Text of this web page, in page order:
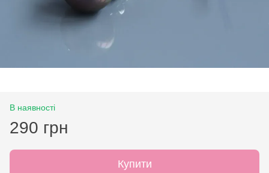
В наявності
290 грн
Купити